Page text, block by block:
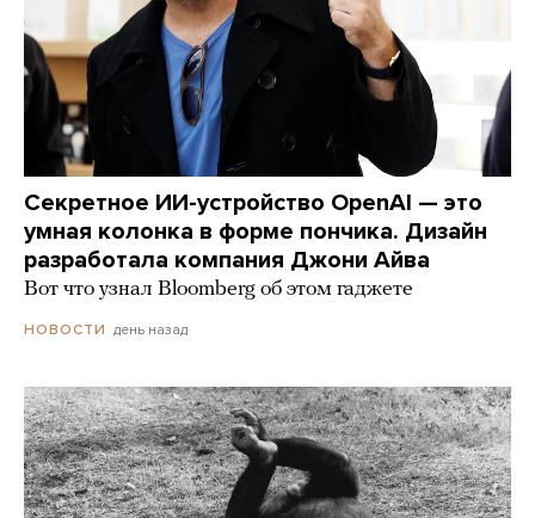
Секретное ИИ-устройство OpenAI — это
умная колонка в форме пончика. Дизайн
разработала компания Джони Айва
Вот что узнал Bloomberg об этом гаджете
НОВОСТИ день назад